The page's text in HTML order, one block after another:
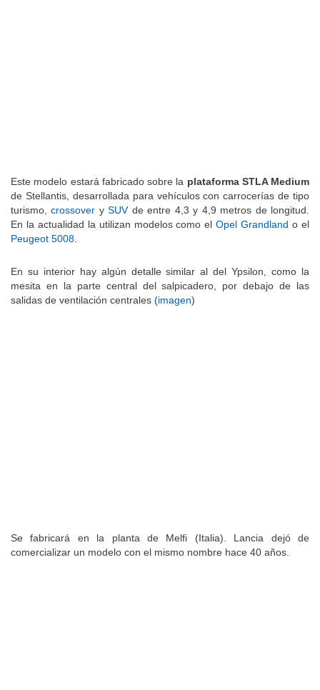
Este modelo estará fabricado sobre la plataforma STLA Medium
de Stellantis, desarrollada para vehículos con carrocerías de tipo
turismo,crossover ySUVde entre 4,3 y 4,9 metros de longitud.
En la actualidad la utilizan modelos como elOpel Grandland o el
Peugeot 5008.
En su interior hay algún detalle similar al del Ypsilon, como la
mesita en la parte central del salpicadero, por debajo de las
salidas de ventilación centrales (imagen)
Se fabricará en la planta de Melfi (Italia). Lancia dejó de
comercializar un modelo con el mismo nombre hace 40 años.